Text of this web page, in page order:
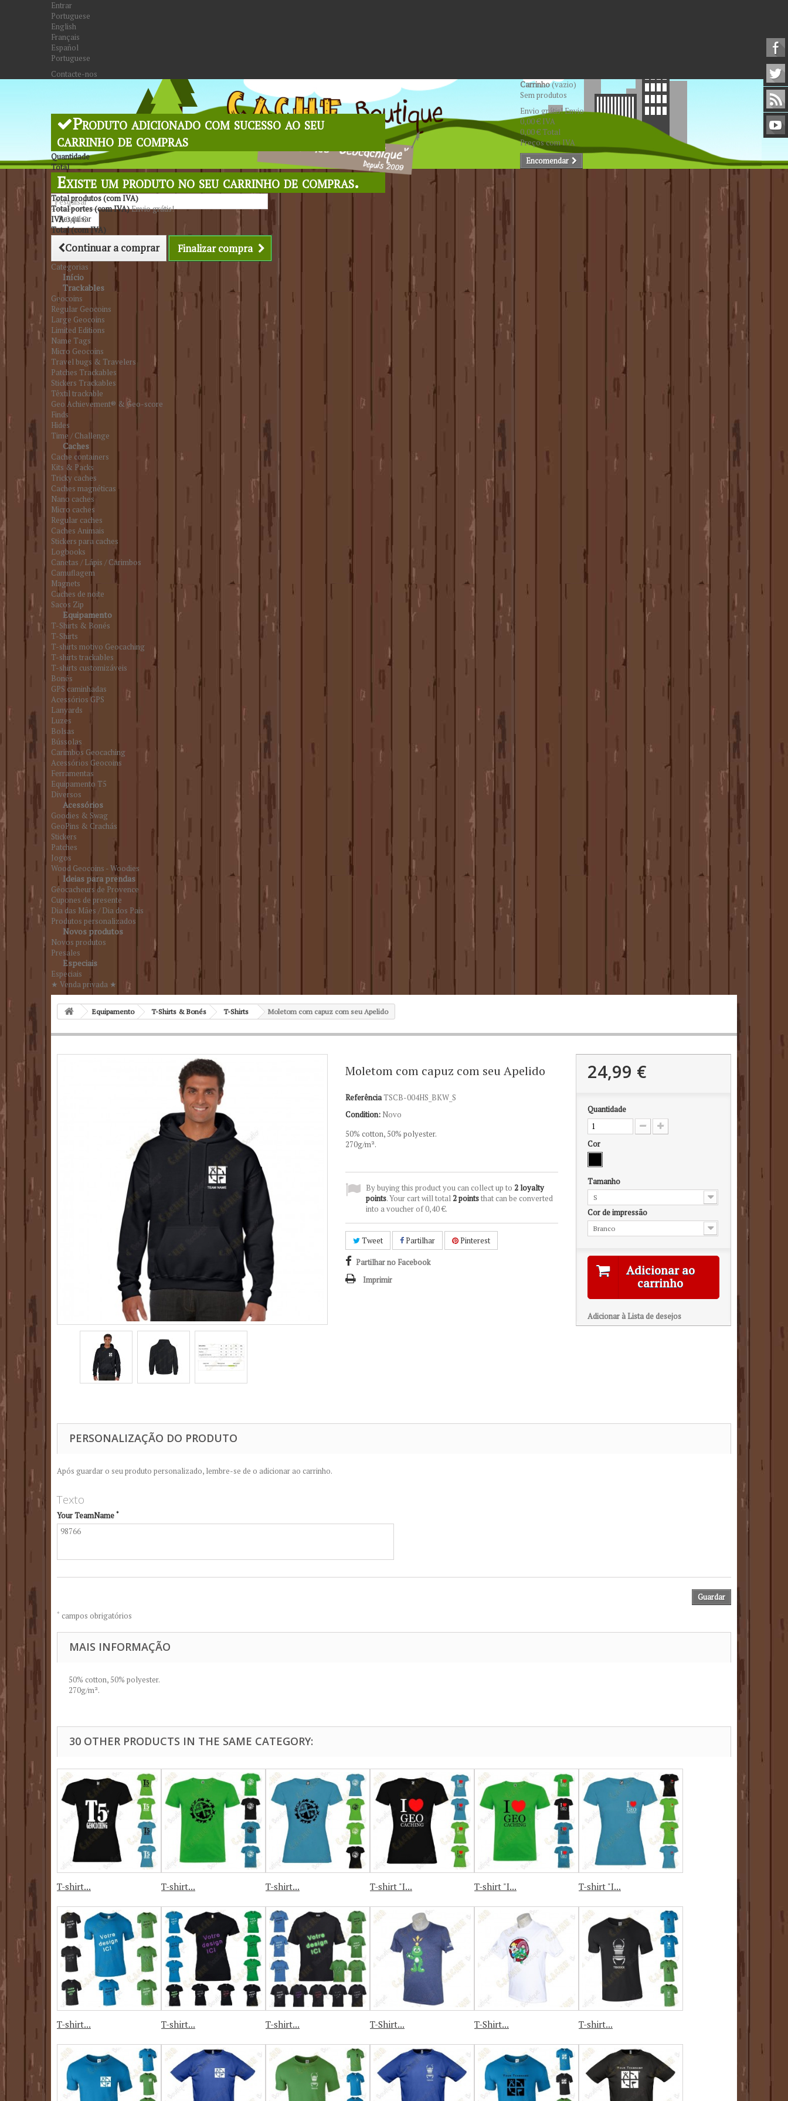
Entrar
Portuguese
English
Français
Español
Portuguese
Contacte-nos
Pesquisar
Carrinho(vazio)
Sem produtos
Envio grátis!Envio
0,00 € IVA
0,00 €Total
Preços com IVA
Encomendar
Produto adicionado com sucesso ao seu
carrinho de compras
Quantidade
Total
Existe um produto no seu carrinho de compras.
Total produtos (com IVA)
Total portes (com IVA)Envio grátis!
IVA0,00 €
Total (com IVA)
Continuar a comprar Finalizar compra
Categorias
Início
Trackables
Geocoins
Regular Geocoins
Large Geocoins
Limited Editions
Name Tags
Micro Geocoins
Travel bugs & Travelers
Patches Trackables
Stickers Trackables
Têxtil trackable
Geo Achievement® & Geo-score
Finds
Hides
Time / Challenge
Caches
Cache containers
Kits & Packs
Tricky caches
Caches magnéticas
Nano caches
Micro caches
Regular caches
Caches Animais
Stickers para caches
Logbooks
Canetas / Lápis / Carimbos
Camuflagem
Magnets
Caches de noite
Sacos Zip
Equipamento
T-Shirts & Bonés
T-Shirts
T-shirts motivo Geocaching
T-shirts trackables
T-shirts customizáveis
Bonés
GPS caminhadas
Acessórios GPS
Lanyards
Luzes
Bolsas
Bússolas
Carimbos Geocaching
Acessórios Geocoins
Ferramentas
Equipamento T5
Diversos
Acessórios
Goodies & Swag
GeoPins & Crachás
Stickers
Patches
Jogos
Wood Geocoins - Woodies
Ideias para prendas
Géocacheurs de Provence
Cupones de presente
Dia das Mães / Dia dos Pais
Produtos personalizados
Novos produtos
Novos produtos
Presales
Especiais
Especiais
★ Venda privada ★
Equipamento T-Shirts & Bonés T-Shirts Moletom com capuz com seu Apelido
Moletom com capuz com seu Apelido
ReferênciaTSCB-004HS_BKW_S
Condition: Novo
50% cotton, 50% polyester.
270g/m².
By buying this product you can collect up to 2loyalty
points. Your cart will total2pointsthat can be converted
into a voucher of0,40 €.
Tweet Partilhar Pinterest
Partilhar no Facebook
Imprimir
24,99 €
Quantidade
Cor
Tamanho
S
Cor de impressão
Branco
Adicionar ao
carrinho
Adicionar à Lista de desejos
PERSONALIZAÇÃO DO PRODUTO
Após guardar o seu produto personalizado, lembre-se de o adicionar ao carrinho.
Texto
Your TeamName *
Guardar
* campos obrigatórios
MAIS INFORMAÇÃO
50% cotton, 50% polyester.
270g/m².
30 OTHER PRODUCTS IN THE SAME CATEGORY:
T-shirt... T-shirt... T-shirt... T-shirt "I... T-shirt "I... T-shirt "I...
T-shirt... T-shirt... T-shirt... T-Shirt... T-Shirt... T-shirt...